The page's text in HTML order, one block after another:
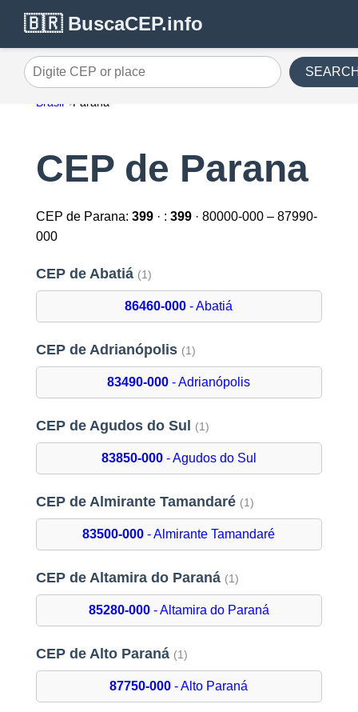
🇧🇷 BuscaCEP.info
Digite CEP or place
Brasil Parana
CEP de Parana
CEP de Parana: 399· : 399· 80000-000 – 87990-
000
CEP de Abatiá (1)
86460-000 - Abatiá
CEP de Adrianópolis (1)
83490-000 - Adrianópolis
CEP de Agudos do Sul (1)
83850-000- Agudos do Sul
CEP de Almirante Tamandaré (1)
83500-000 - Almirante Tamandaré
CEP de Altamira do Paraná (1)
85280-000- Altamira do Paraná
CEP de Alto Paraná (1)
87750-000 - Alto Paraná